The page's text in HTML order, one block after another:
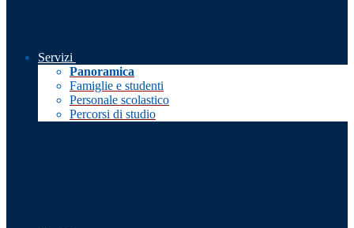
Servizi
Panoramica
Famiglie e studenti
Personale scolastico
Percorsi di studio